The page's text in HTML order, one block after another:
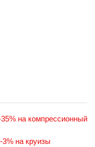
на компрессионный
на круизы